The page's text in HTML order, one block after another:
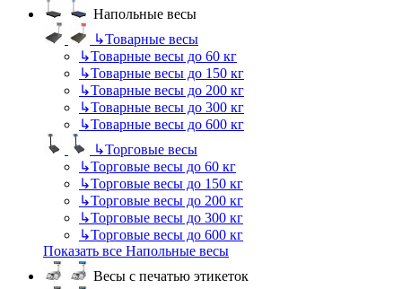
Напольные весы
↳Товарные весы
↳Товарные весы до 60 кг
↳Товарные весы до 150 кг
↳Товарные весы до 200 кг
↳Товарные весы до 300 кг
↳Товарные весы до 600 кг
↳Торговые весы
↳Торговые весы до 60 кг
↳Торговые весы до 150 кг
↳Торговые весы до 200 кг
↳Торговые весы до 300 кг
↳Торговые весы до 600 кг
Показать все Напольные весы
Весы с печатью этикеток